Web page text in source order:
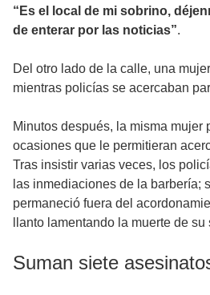
“Es el local de mi sobrino,
de enterar por las noticias”.
Del otro lado de la calle, una
mientras policías se acercaban
Minutos después, la misma mujer
ocasiones que le permitieran
Tras insistir varias veces, los
las inmediaciones de la barbería;
permaneció fuera del
llanto lamentando la muerte de su
Suman siete